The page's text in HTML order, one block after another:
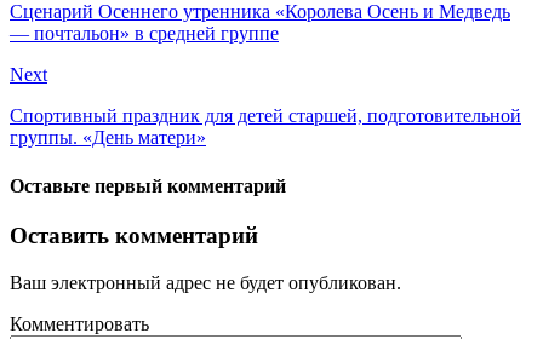
Сценарий Осеннего утренника «Королева Осень и Медведь
— почтальон» в средней группе
Next
Спортивный праздник для детей старшей, подготовительной
группы. «День матери»
Оставьте первый комментарий
Оставить комментарий
Ваш электронный адрес не будет опубликован.
Комментировать